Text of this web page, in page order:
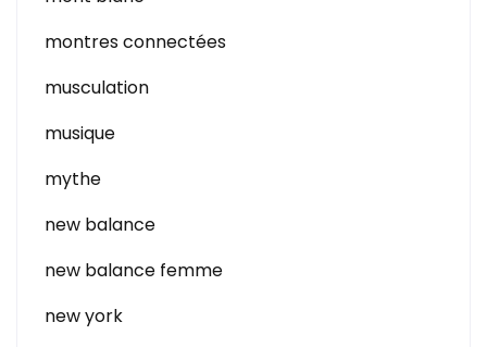
montres connectées
musculation
musique
mythe
new balance
new balance femme
new york